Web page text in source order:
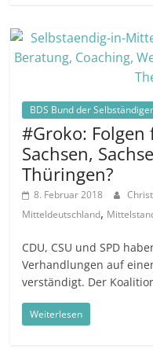
BDS Bund der
#Groko: Folgen
Sachsen,
Thüringen?
8. Februar 2018
Mitteldeutschland,
CDU, CSU und SPD
Verhandlungen auf
verständigt. Der
Weiterlesen